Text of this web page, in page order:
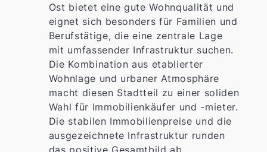
Ost bietet eine gute Wohnqualität und
eignet sich besonders für Familien und
Berufstätige, die eine zentrale Lage
mit umfassender Infrastruktur suchen.
Die Kombination aus etablierter
Wohnlage und urbaner Atmosphäre
macht diesen Stadtteil zu einer soliden
Wahl für Immobilienkäufer und -mieter.
Die stabilen Immobilienpreise und die
ausgezeichnete Infrastruktur runden